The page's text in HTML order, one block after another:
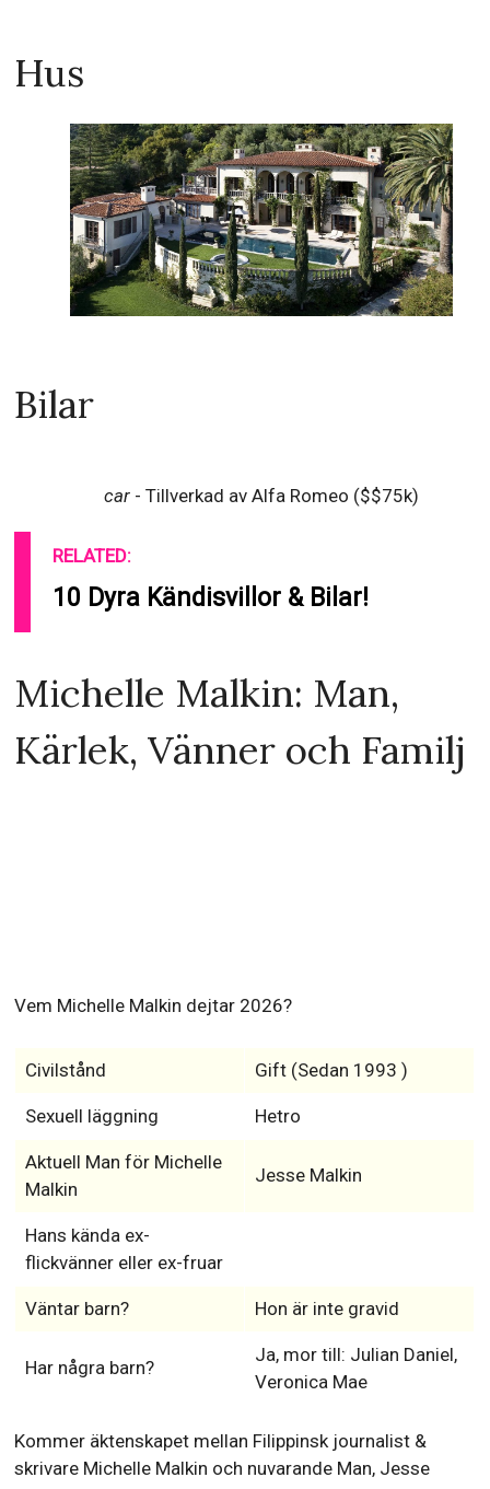
Hus
Bilar
car- Tillverkad av Alfa Romeo ($$75k)
RELATED:
10 Dyra Kändisvillor & Bilar!
Michelle Malkin: Man,
Kärlek, Vänner och Familj
Vem Michelle Malkin dejtar 2026?
Civilstånd Gift (Sedan 1993 )
Sexuell läggning Hetro
Aktuell Man för Michelle
Malkin
Jesse Malkin
Hans kända ex-
flickvänner eller ex-fruar
Väntar barn? Hon är inte gravid
Har några barn?
Ja, mor till: Julian Daniel,
Veronica Mae
Kommer äktenskapet mellan Filippinsk journalist &
skrivare Michelle Malkin och nuvarande Man, Jesse